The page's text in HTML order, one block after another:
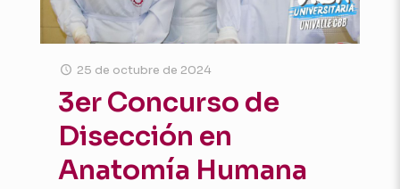
25 de octubre de 2024
3er Concurso de
Disección en
Anatomía Humana